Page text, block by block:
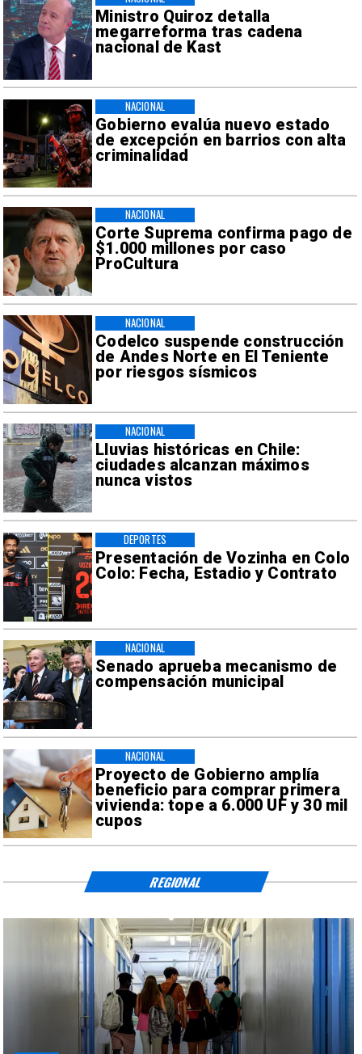
Ministro Quiroz detalla
megarreforma tras cadena
nacional de Kast
Gobierno evalúa nuevo estado
de excepción en barrios con alta
criminalidad
NACIONAL
Corte Suprema confirma pago de
$1.000 millones por caso
ProCultura
NACIONAL
Codelco suspende construcción
de Andes Norte en El Teniente
por riesgos sísmicos
NACIONAL
Lluvias históricas en Chile:
ciudades alcanzan máximos
nunca vistos
NACIONAL
Presentación de Vozinha en Colo
Colo: Fecha, Estadio y Contrato
DEPORTES
Senado aprueba mecanismo de
compensación municipal
NACIONAL
Proyecto de Gobierno amplía
beneficio para comprar primera
vivienda: tope a 6.000 UF y 30 mil
cupos
NACIONAL
REGIONAL